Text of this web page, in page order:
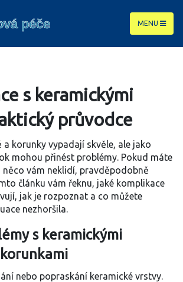
MENU
s keramickými
průvodce
a korunky vypadají skvěle, ale jako
mohou přinést problémy. Pokud máte
něco vám neklidí, pravděpodobně
článku vám řeknu, jaké komplikace
jak je rozpoznat a co můžete
nezhoršila.
s keramickými
nebo popraskání keramické vrstvy.